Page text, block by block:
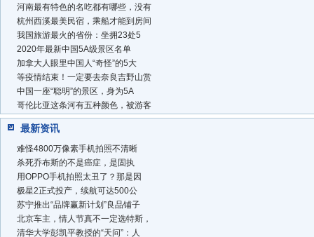
河南最有特色的名吃都有哪些，没有
杭州西溪最美民宿，乘船才能到房间
我国旅游最火的省份：坐拥23处5
2020年最新中国5A级景区名单
加拿大人眼里中国人“奇怪”的5大
等疫情结束！一定要去奈良吉野山赏
中国一座“聪明”的景区，身为5A
哥伦比亚这条河有五种颜色，被游客
最新资讯
难怪4800万像素手机拍照不清晰
杀死乔布斯的不是癌症，是固执
用OPPO手机拍照太丑了？那是因
极星2正式投产，续航可达500公
苏宁推出“品牌赢新计划”良品铺子
北京车主，情人节真不一定选特斯，
清华大学彭凯平教授的“天问”：人